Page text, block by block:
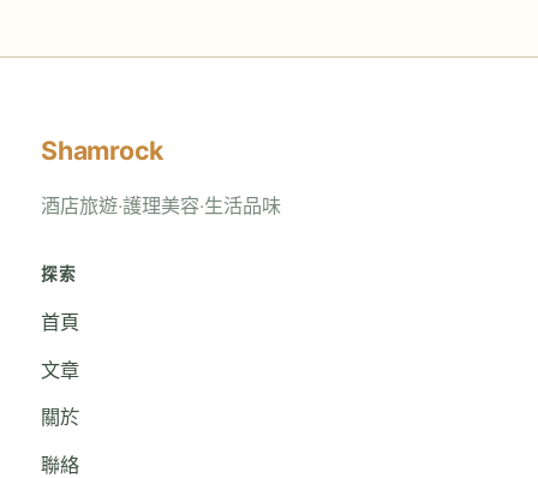
Shamrock
酒店旅遊‧護理美容‧生活品味
探索
首頁
文章
關於
聯絡